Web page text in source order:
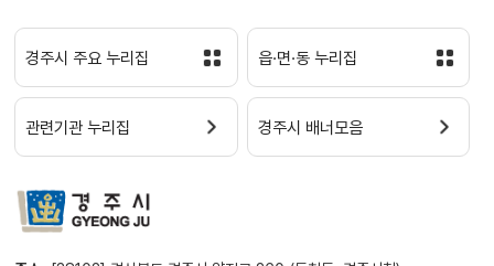
경주시 주요 누리집 읍·면·동 누리집
관련기관 누리집 경주시 배너모음